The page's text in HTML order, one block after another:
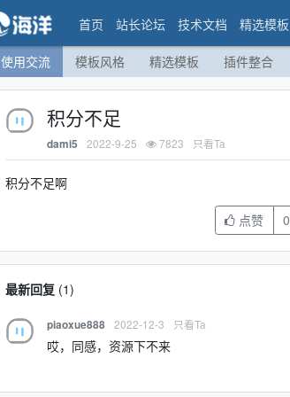
首页 站长论坛 技术文档 精选模板
使用交流 模板风格 精选模板 插件整合
积分不足
dami5 2022-9-25 7823 只看Ta
积分不足啊
点赞 0
最新回复(1)
piaoxue888 2022-12-3 只看Ta
哎，同感，资源下不来